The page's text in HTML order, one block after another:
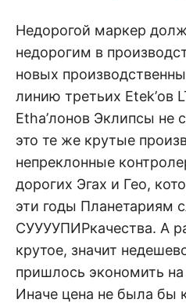
Недорогой маркер
недорогим в
новых
линию третьих Etek’ов
Etha’лонов Эклипсы не
это те же крутые
непреклонные
дорогих Эгах и Гео,
эти годы Планетариям
СУУУУПИРкачества. А
крутое, значит
пришлось экономить
Иначе цена не была бы